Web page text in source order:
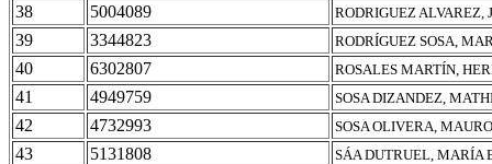
38 5004089 RODRIGUEZ ALVAREZ,
39 3344823 RODRÍGUEZ SOSA,
40 6302807 ROSALES MARTÍN,
41 4949759 SOSA DIZANDEZ,
42 4732993 SOSA OLIVERA, MAURO
43 5131808 SÁA DUTRUEL, MARÍA